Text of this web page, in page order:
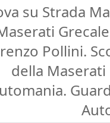
su Strada
Pollini.
della